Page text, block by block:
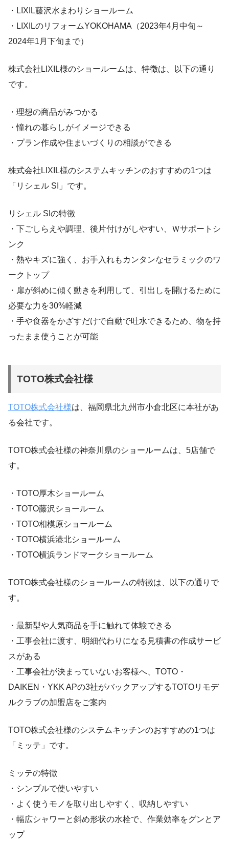
・LIXIL藤沢水まわりショールーム
・LIXILのリフォームYOKOHAMA（2023年4月中旬～
2024年1月下旬まで）
株式会社LIXIL様のショールームは、特徴は、以下の通り
です。
・理想の商品がみつかる
・憧れの暮らしがイメージできる
・プラン作成や住まいづくりの相談ができる
株式会社LIXIL様のシステムキッチンのおすすめの1つは
「リシェル SI」です。
リシェル SIの特徴
・下ごしらえや調理、後片付けがしやすい、Ｗサポートシ
ンク
・熱やキズに強く、お手入れもカンタンなセラミックのワ
ークトップ
・扉が斜めに傾く動きを利用して、引出しを開けるために
必要な力を30%軽減
・手や食器をかざすだけで自動で吐水できるため、物を持
ったまま使うことが可能
TOTO株式会社様
TOTO株式会社様は、福岡県北九州市小倉北区に本社があ
る会社です。
TOTO株式会社様の神奈川県のショールームは、5店舗で
す。
・TOTO厚木ショールーム
・TOTO藤沢ショールーム
・TOTO相模原ショールーム
・TOTO横浜港北ショールーム
・TOTO横浜ランドマークショールーム
TOTO株式会社様のショールームの特徴は、以下の通りで
す。
・最新型や人気商品を手に触れて体験できる
・工事会社に渡す、明細代わりになる見積書の作成サービ
スがある
・工事会社が決まっていないお客様へ、TOTO・
DAIKEN・YKK APの3社がバックアップするTOTOリモデ
ルクラブの加盟店をご案内
TOTO株式会社様のシステムキッチンのおすすめの1つは
「ミッテ」です。
ミッテの特徴
・シンプルで使いやすい
・よく使うモノを取り出しやすく、収納しやすい
・幅広シャワーと斜め形状の水栓で、作業効率をグンとア
ップ